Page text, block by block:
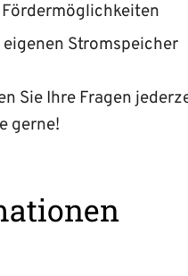
Stromspeicher
Sie Ihre Fragen
gerne!